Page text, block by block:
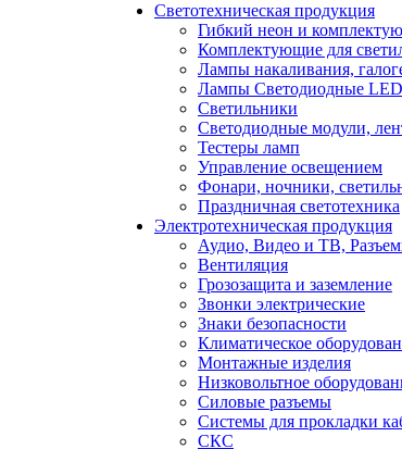
Светотехническая продукция
Гибкий неон и
Комплектующие для
Лампы накаливания,
Лампы Светодиодные LED
Светильники
Светодиодные модули,
Тестеры ламп
Управление освещением
Фонари, ночники,
Праздничная светотехника
Электротехническая продукция
Аудио, Видео и ТВ,
Вентиляция
Грозозащита и заземление
Звонки электрические
Знаки безопасности
Климатическое
Монтажные изделия
Низковольтное
Силовые разъемы
Системы для прокладки
СКС